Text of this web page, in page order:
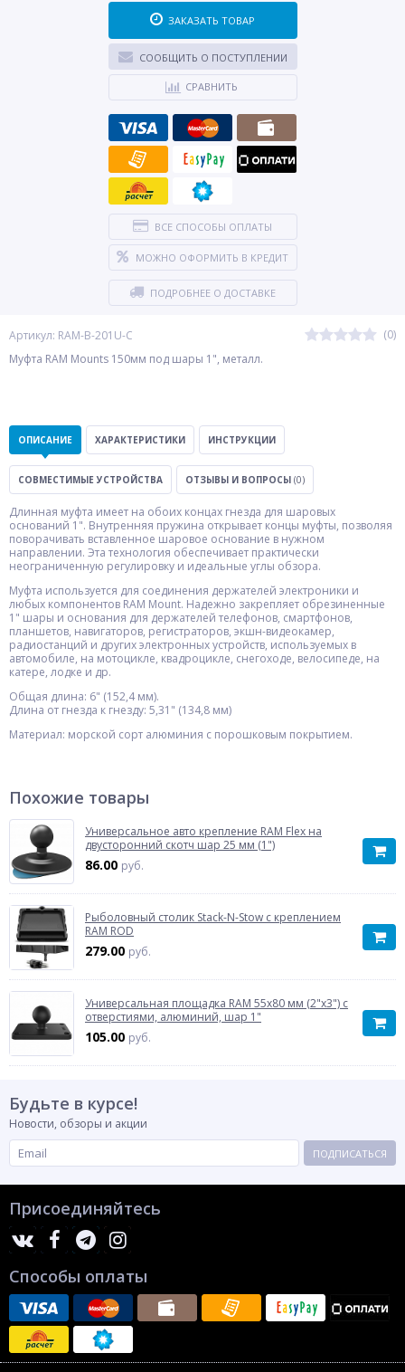
Артикул: RAM-B-201U-C
(0)
Муфта RAM Mounts 150мм под шары 1", металл.
ЗАКАЗАТЬ ТОВАР
СООБЩИТЬ О ПОСТУПЛЕНИИ
СРАВНИТЬ
ВСЕ СПОСОБЫ ОПЛАТЫ
МОЖНО ОФОРМИТЬ В КРЕДИТ
ПОДРОБНЕЕ О ДОСТАВКЕ
ОПИСАНИЕ ХАРАКТЕРИСТИКИ ИНСТРУКЦИИ
СОВМЕСТИМЫЕ УСТРОЙСТВА ОТЗЫВЫ И ВОПРОСЫ (0)
Длинная муфта имеет на обоих концах гнезда для шаровых
оснований 1". Внутренняя пружина открывает концы муфты, позволяя
поворачивать вставленное шаровое основание в нужном
направлении. Эта технология обеспечивает практически
неограниченную регулировку и идеальные углы обзора.
Муфта используется для соединения держателей электроники и
любых компонентов RAM Mount. Надежно закрепляет обрезиненные
1" шары и основания для держателей телефонов, смартфонов,
планшетов, навигаторов, регистраторов, экшн-видеокамер,
радиостанций и других электронных устройств, используемых в
автомобиле, на мотоцикле, квадроцикле, снегоходе, велосипеде, на
катере, лодке и др.
Общая длина: 6" (152,4 мм).
Длина от гнезда к гнезду: 5,31" (134,8 мм)
Материал: морской сорт алюминия с порошковым покрытием.
Похожие товары
Универсальное авто крепление RAM Flex на
двусторонний скотч шар 25 мм (1")
86.00 руб.
Рыболовный столик Stack-N-Stow с креплением
RAM ROD
279.00 руб.
Универсальная площадка RAM 55x80 мм (2"x3") с
отверстиями, алюминий, шар 1"
105.00 руб.
Будьте в курсе!
Новости, обзоры и акции
ПОДПИСАТЬСЯ
Присоединяйтесь
Способы оплаты